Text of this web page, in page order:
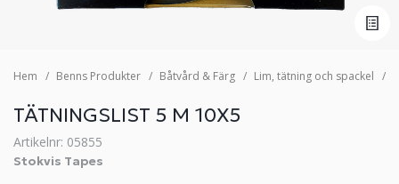
Hem Benns Produkter Båtvård & Färg Lim, tätning och spackel
TÄTNINGSLIST 5 M 10X5
Artikelnr: 05855
Stokvis Tapes